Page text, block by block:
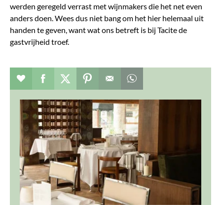
werden geregeld verrast met wijnmakers die het net even
anders doen. Wees dus niet bang om het hier helemaal uit
handen te geven, want wat ons betreft is bij Tacite de
gastvrijheid troef.
Verhaal toevoegen aan favorieten
Deel dit op facebook
Deel dit op twitter
Deel dit op pinterest